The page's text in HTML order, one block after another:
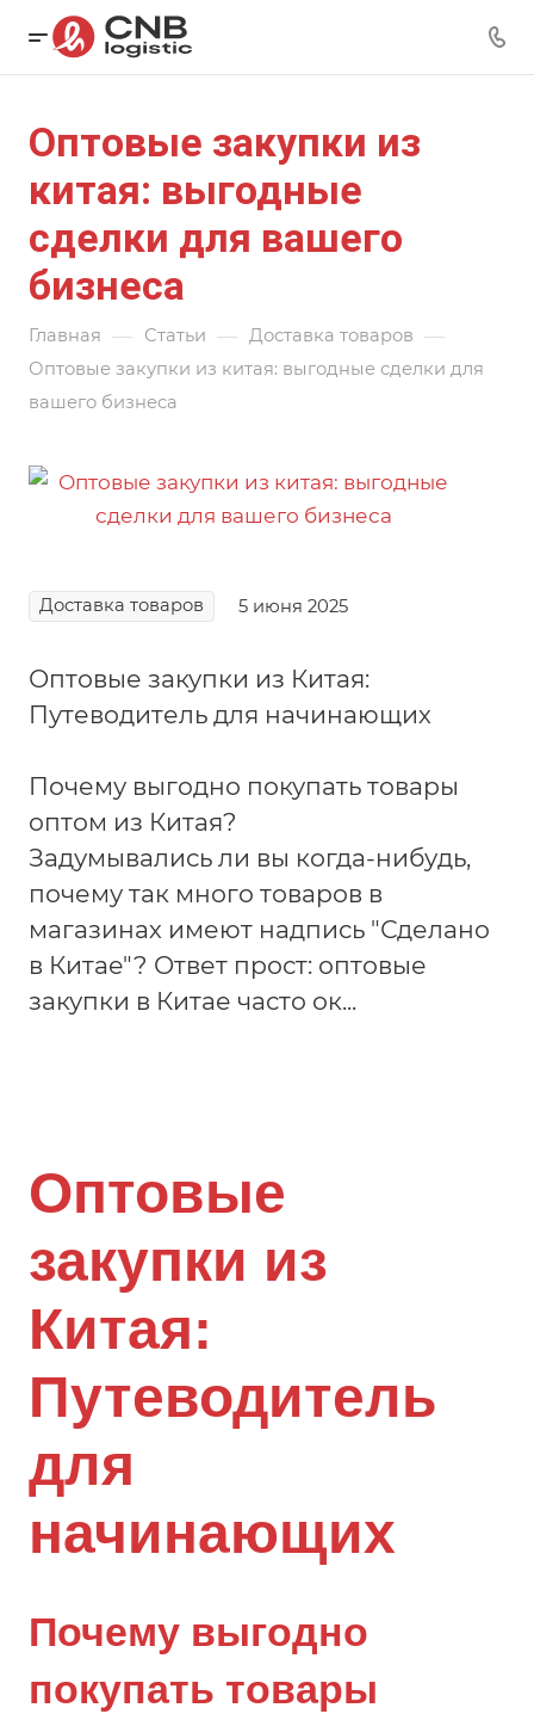
Оптовые закупки из
китая: выгодные
сделки для вашего
бизнеса
Главная — Статьи — Доставка товаров —
Оптовые закупки из китая: выгодные сделки для
вашего бизнеса
Доставка товаров 5 июня 2025
Оптовые закупки из Китая:
Путеводитель для начинающих
Почему выгодно покупать товары
оптом из Китая?
Задумывались ли вы когда-нибудь,
почему так много товаров в
магазинах имеют надпись "Сделано
в Китае"? Ответ прост: оптовые
закупки в Китае часто ок...
Оптовые
закупки из
Китая:
Путеводитель
для
начинающих
Почему выгодно
покупать товары